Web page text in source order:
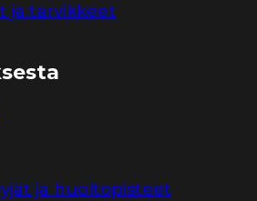
ja tarvikkeet
ja huoltopisteet